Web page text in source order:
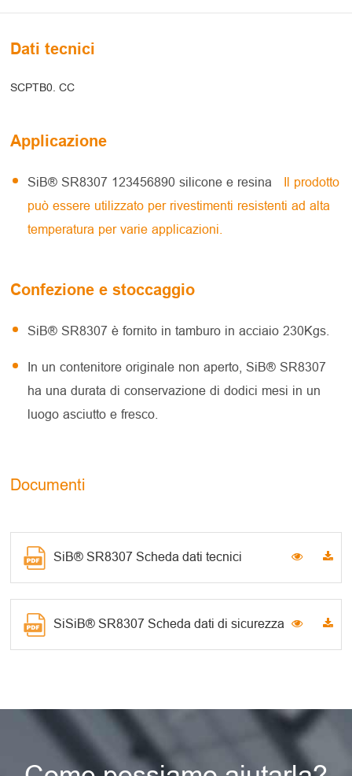
Dati tecnici
SCPTB0. CC
Applicazione
SiB® SR8307 123456890 silicone e resina
Il prodotto
può essere utilizzato per rivestimenti resistenti ad alta
temperatura per varie applicazioni.
Confezione e stoccaggio
SiB® SR8307 è fornito in tamburo in acciaio 230Kgs.
In un contenitore originale non aperto, SiB® SR8307
ha una durata di conservazione di dodici mesi in un
luogo asciutto e fresco.
Documenti
SiB® SR8307 Scheda dati tecnici
SiSiB® SR8307 Scheda dati di sicurezza